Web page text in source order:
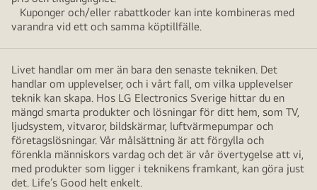
Kuponger och/eller rabattkoder kan inte kombineras med
varandra vid ett och samma köptillfälle.
Livet handlar om mer än bara den senaste tekniken. Det
handlar om upplevelser, och i vårt fall, om vilka upplevelser
teknik kan skapa. Hos LG Electronics Sverige hittar du en
mängd smarta produkter och lösningar för ditt hem, som TV,
ljudsystem, vitvaror, bildskärmar, luftvärmepumpar och
företagslösningar. Vår målsättning är att förgylla och
förenkla människors vardag och det är vår övertygelse att vi,
med produkter som ligger i teknikens framkant, kan göra just
det. Life’s Good helt enkelt.